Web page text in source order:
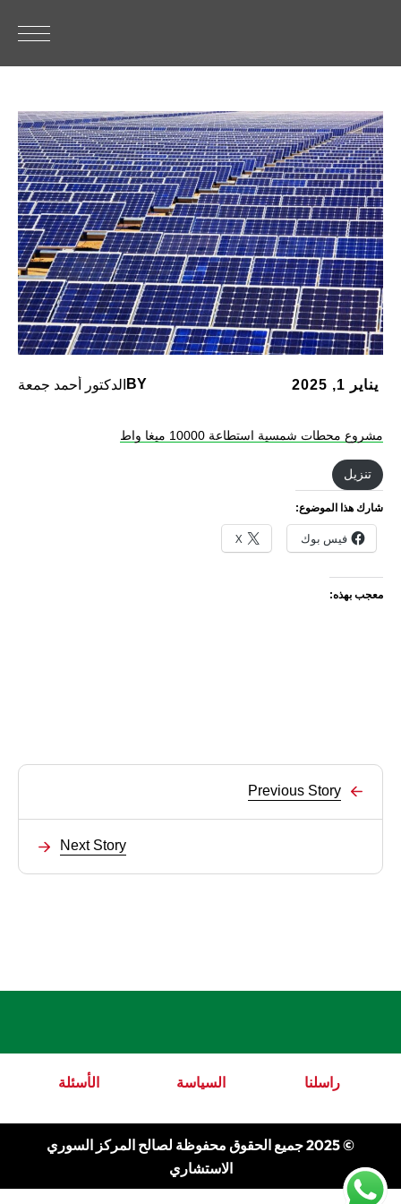
يناير 1, 2025 BY الدكتور أحمد جمعة
مشروع محطات شمسية استطاعة 10000 ميغا واط
تنزيل
شارك هذا الموضوع:
فيس بوك X
معجب بهذه:
Previous Story
Next Story
راسلنا السياسة الأسئلة
© 2025 جميع الحقوق محفوظة لصالح المركز السوري
الاستشاري